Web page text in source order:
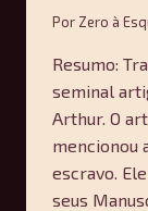
Por Zero à
Resumo:
seminal
Arthur. O
mencionou
escravo.
seus